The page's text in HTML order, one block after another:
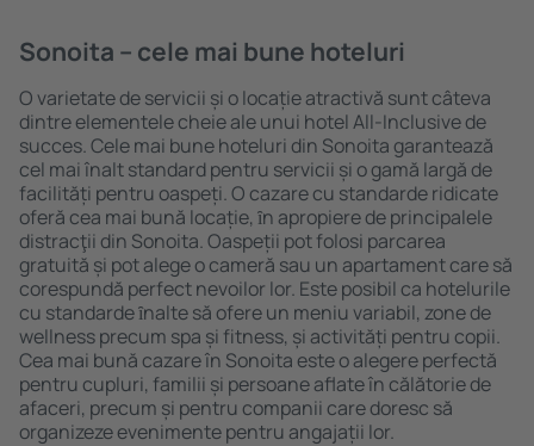
Sonoita – cele mai bune hoteluri
O varietate de servicii și o locație atractivă sunt câteva
dintre elementele cheie ale unui hotel All-Inclusive de
succes. Cele mai bune hoteluri din Sonoita garantează
cel mai înalt standard pentru servicii și o gamă largă de
facilități pentru oaspeți. O cazare cu standarde ridicate
oferă cea mai bună locație, ȋn apropiere de principalele
distracţii din Sonoita. Oaspeții pot folosi parcarea
gratuită și pot alege o cameră sau un apartament care să
corespundă perfect nevoilor lor. Este posibil ca hotelurile
cu standarde ȋnalte să ofere un meniu variabil, zone de
wellness precum spa și fitness, și activități pentru copii.
Cea mai bună cazare în Sonoita este o alegere perfectă
pentru cupluri, familii și persoane aflate în călătorie de
afaceri, precum și pentru companii care doresc să
organizeze evenimente pentru angajații lor.